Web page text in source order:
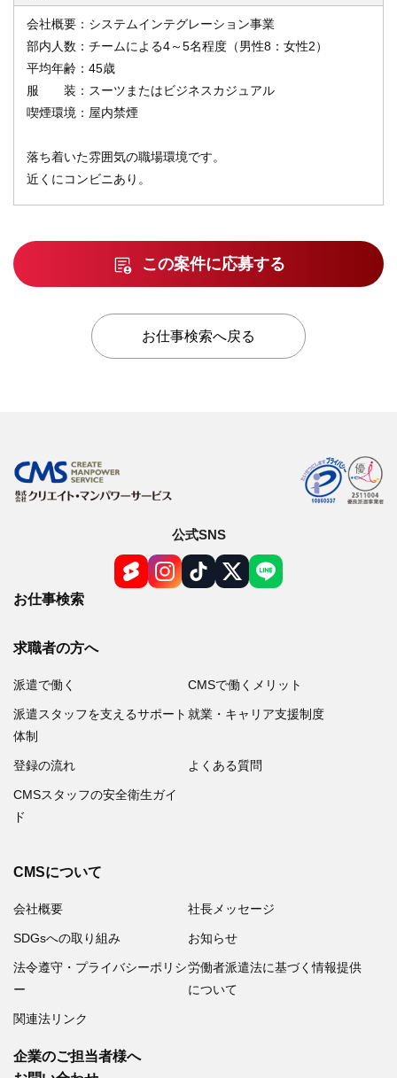
会社概要：システムインテグレーション事業
部内人数：チームによる4～5名程度（男性8：女性2）
平均年齢：45歳
服 装：スーツまたはビジネスカジュアル
喫煙環境：屋内禁煙
落ち着いた雰囲気の職場環境です。
近くにコンビニあり。
この案件に応募する
お仕事検索へ戻る
公式SNS
お仕事検索
求職者の方へ
派遣で働く CMSで働くメリット
派遣スタッフを支えるサポート
体制
就業・キャリア支援制度
登録の流れ よくある質問
CMSスタッフの安全衛生ガイ
ド
CMSについて
会社概要 社長メッセージ
SDGsへの取り組み お知らせ
法令遵守・プライバシーポリシ
ー
労働者派遣法に基づく情報提供
について
関連法リンク
企業のご担当者様へ